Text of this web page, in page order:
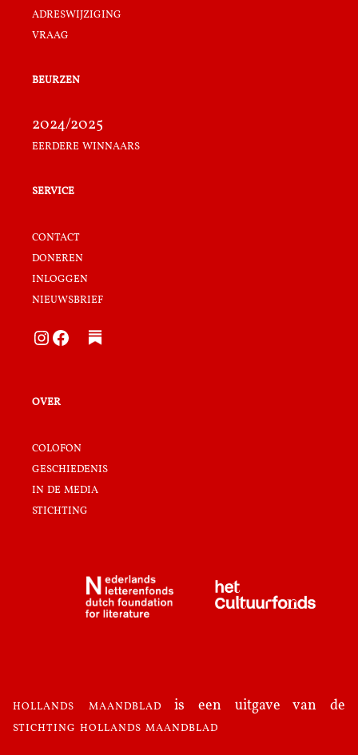
adreswijziging
vraag
beurzen
2024/2025
eerdere winnaars
service
contact
doneren
inloggen
nieuwsbrief
Instagram Facebook
over
colofon
geschiedenis
in de media
stichting
hollands maandblad is een uitgave van de
stichting hollands maandblad